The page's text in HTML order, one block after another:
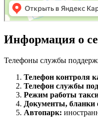
Информация о
Телефоны службы
Телефон контроля
Телефон службы
Режим работы
Документы, бланки
Автопарк: